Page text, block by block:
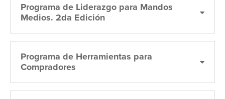
Programa de Liderazgo para Mandos
Medios. 2da Edición
Programa de Herramientas para
Compradores